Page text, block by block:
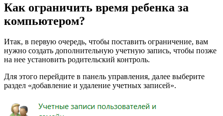
Как ограничить время ребенка за
компьютером?
Итак, в первую очередь, чтобы поставить ограничение, вам
нужно создать дополнительную учетную запись, чтобы позже
на нее установить родительский контроль.
Для этого перейдите в панель управления, далее выберите
раздел «добавление и удаление учетных записей».